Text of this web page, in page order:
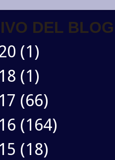
DEL BLOG
(1)
(1)
(66)
(164)
(18)